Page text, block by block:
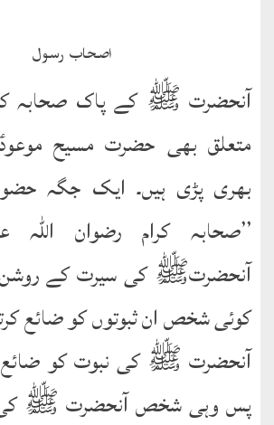
اصحاب رسول
آنحضرت ﷺ کے پاک صحابہ
متعلق بھی حضرت مسیح
بھری پڑی ہیں۔ ایک جگہ
’’صحابہ کرام رضوان اللہ
آنحضرتﷺ کی سیرت کے روشن
کوئی شخص ان ثبوتوں کو ضائع
آنحضرت ﷺ کی نبوت کو ضائع
پس وہی شخص آنحضرت ﷺ